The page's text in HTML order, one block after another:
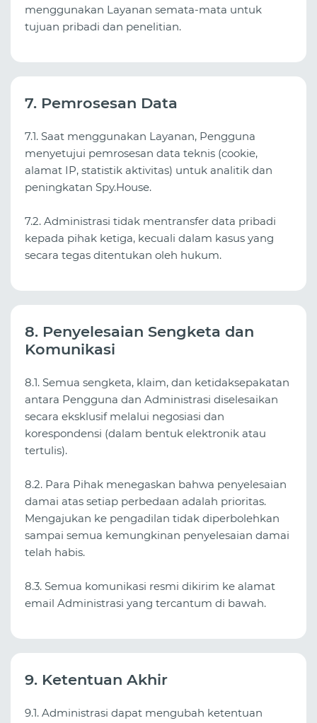
menggunakan Layanan semata‑mata untuk
tujuan pribadi dan penelitian.
7. Pemrosesan Data
7.1. Saat menggunakan Layanan, Pengguna
menyetujui pemrosesan data teknis (cookie,
alamat IP, statistik aktivitas) untuk analitik dan
peningkatan Spy.House.
7.2. Administrasi tidak mentransfer data pribadi
kepada pihak ketiga, kecuali dalam kasus yang
secara tegas ditentukan oleh hukum.
8. Penyelesaian Sengketa dan
Komunikasi
8.1. Semua sengketa, klaim, dan ketidaksepakatan
antara Pengguna dan Administrasi diselesaikan
secara eksklusif melalui negosiasi dan
korespondensi (dalam bentuk elektronik atau
tertulis).
8.2. Para Pihak menegaskan bahwa penyelesaian
damai atas setiap perbedaan adalah prioritas.
Mengajukan ke pengadilan tidak diperbolehkan
sampai semua kemungkinan penyelesaian damai
telah habis.
8.3. Semua komunikasi resmi dikirim ke alamat
email Administrasi yang tercantum di bawah.
9. Ketentuan Akhir
9.1. Administrasi dapat mengubah ketentuan